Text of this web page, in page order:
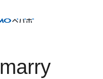
marry